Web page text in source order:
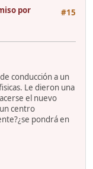
#15
por
conducción a un
Le dieron una
el nuevo
centro
pondrá en